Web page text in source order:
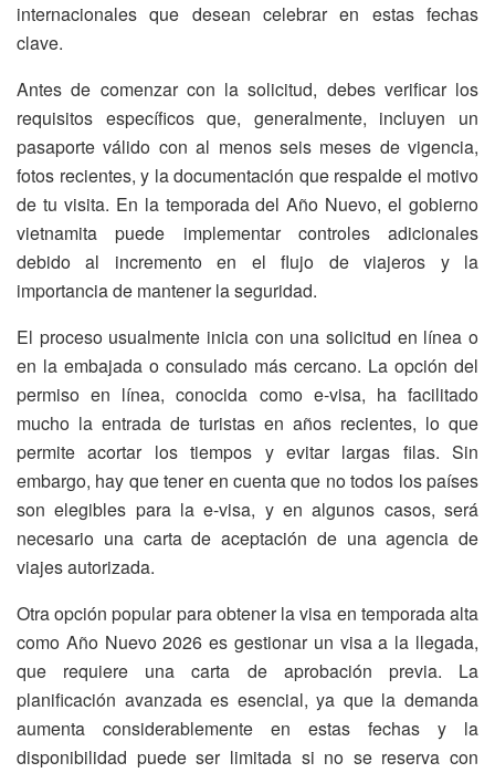
internacionales que desean celebrar en estas fechas
clave.
Antes de comenzar con la solicitud, debes verificar los
requisitos específicos que, generalmente, incluyen un
pasaporte válido con al menos seis meses de vigencia,
fotos recientes, y la documentación que respalde el motivo
de tu visita. En la temporada del Año Nuevo, el gobierno
vietnamita puede implementar controles adicionales
debido al incremento en el flujo de viajeros y la
importancia de mantener la seguridad.
El proceso usualmente inicia con una solicitud en línea o
en la embajada o consulado más cercano. La opción del
permiso en línea, conocida como e-visa, ha facilitado
mucho la entrada de turistas en años recientes, lo que
permite acortar los tiempos y evitar largas filas. Sin
embargo, hay que tener en cuenta que no todos los países
son elegibles para la e-visa, y en algunos casos, será
necesario una carta de aceptación de una agencia de
viajes autorizada.
Otra opción popular para obtener la visa en temporada alta
como Año Nuevo 2026 es gestionar un visa a la llegada,
que requiere una carta de aprobación previa. La
planificación avanzada es esencial, ya que la demanda
aumenta considerablemente en estas fechas y la
disponibilidad puede ser limitada si no se reserva con